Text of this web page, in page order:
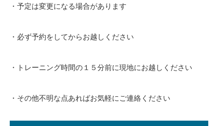
・予定は変更になる場合があります
・必ず予約をしてからお越しください
・トレーニング時間の１５分前に現地にお越しください
・その他不明な点あればお気軽にご連絡ください